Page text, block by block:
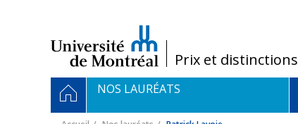
/Prix et distinctions
Navigation
principale
ACCUEIL
NOS LAURÉATS